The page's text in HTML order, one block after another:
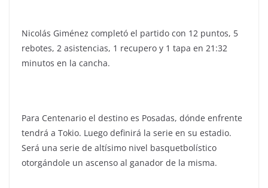
Nicolás Giménez completó el partido con 12 puntos, 5
rebotes, 2 asistencias, 1 recupero y 1 tapa en 21:32
minutos en la cancha.
Para Centenario el destino es Posadas, dónde enfrente
tendrá a Tokio. Luego definirá la serie en su estadio.
Será una serie de altísimo nivel basquetbolístico
otorgándole un ascenso al ganador de la misma.